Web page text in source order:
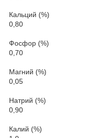
Кальций (%)
0,80
Фосфор (%)
0,70
Магний (%)
0,05
Натрий (%)
0,90
Калий (%)